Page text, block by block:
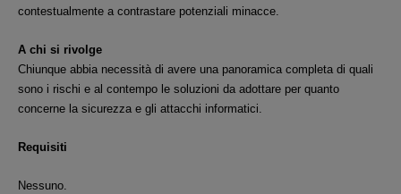
contestualmente a contrastare potenziali minacce.
A chi si rivolge
Chiunque abbia necessità di avere una panoramica completa di quali
sono i rischi e al contempo le soluzioni da adottare per quanto
concerne la sicurezza e gli attacchi informatici.
Requisiti
Nessuno.